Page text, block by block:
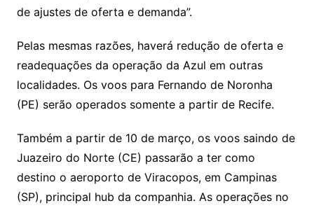
de ajustes de oferta e demanda”.
Pelas mesmas razões, haverá redução de oferta e
readequações da operação da Azul em outras
localidades. Os voos para Fernando de Noronha
(PE) serão operados somente a partir de Recife.
Também a partir de 10 de março, os voos saindo de
Juazeiro do Norte (CE) passarão a ter como
destino o aeroporto de Viracopos, em Campinas
(SP), principal hub da companhia. As operações no